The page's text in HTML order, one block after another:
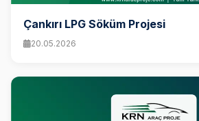
Çankırı LPG Söküm Projesi
20.05.2026